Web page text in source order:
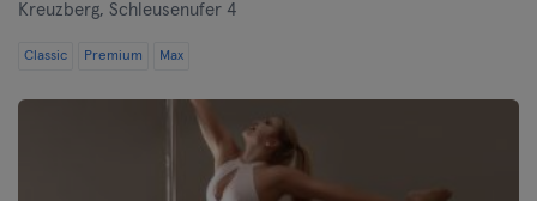
Kreuzberg, Schleusenufer 4
Classic Premium Max